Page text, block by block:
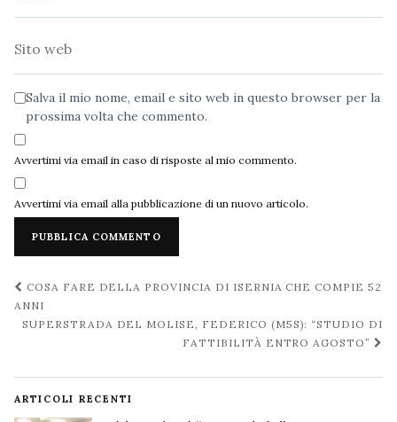
Salva il mio nome, email e sito web in questo browser per la
prossima volta che commento.
Avvertimi via email in caso di risposte al mio commento.
Avvertimi via email alla pubblicazione di un nuovo articolo.
Navigazione
post
COSA FARE DELLA PROVINCIA DI ISERNIA CHE COMPIE 52
ANNI
SUPERSTRADA DEL MOLISE, FEDERICO (M5S): “STUDIO DI
FATTIBILITÀ ENTRO AGOSTO”
ARTICOLI RECENTI